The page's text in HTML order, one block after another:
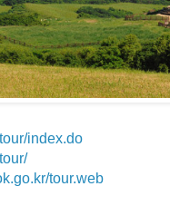
index.do
tour.web